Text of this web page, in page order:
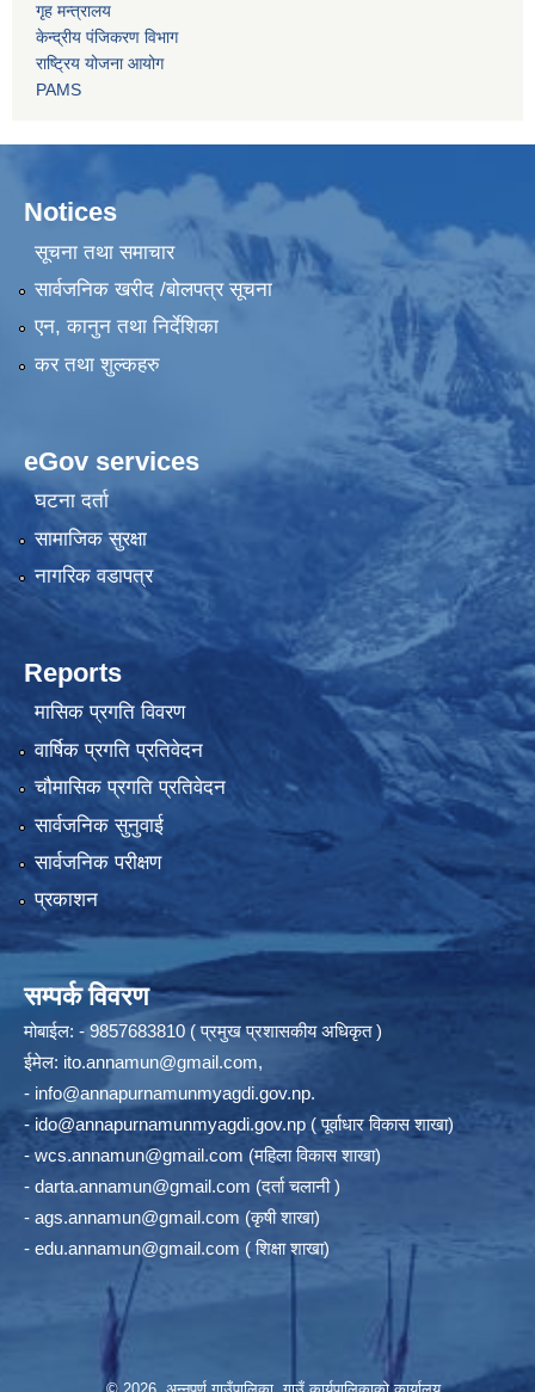
गृह मन्त्रालय
केन्द्रीय पंजिकरण विभाग
राष्ट्रिय योजना आयोग
PAMS
Notices
सूचना तथा समाचार
सार्वजनिक खरीद /बोलपत्र सूचना
एन, कानुन तथा निर्देशिका
कर तथा शुल्कहरु
eGov services
घटना दर्ता
सामाजिक सुरक्षा
नागरिक वडापत्र
Reports
मासिक प्रगति विवरण
वार्षिक प्रगति प्रतिवेदन
चौमासिक प्रगति प्रतिवेदन
सार्वजनिक सुनुवाई
सार्वजनिक परीक्षण
प्रकाशन
सम्पर्क विवरण
मोबाईल: - 9857683810 ( प्रमुख प्रशासकीय अधिकृत )
ईमेल: ito.annamun@gmail.com,
- info@annapurnamunmyagdi.gov.np.
- ido@annapurnamunmyagdi.gov.np ( पूर्वाधार विकास शाखा)
- wcs.annamun@gmail.com (महिला विकास शाखा)
- darta.annamun@gmail.com (दर्ता चलानी )
- ags.annamun@gmail.com (कृषी शाखा)
- edu.annamun@gmail.com ( शिक्षा शाखा)